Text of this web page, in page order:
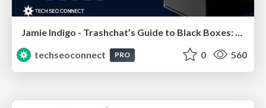
techseoconnect
PRO 0 560